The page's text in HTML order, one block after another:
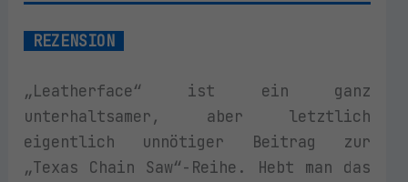
REZENSION
„Leatherface“ ist ein ganz
unterhaltsamer, aber letztlich
eigentlich unnötiger Beitrag zur
„Texas Chain Saw“-Reihe. Hebt man das